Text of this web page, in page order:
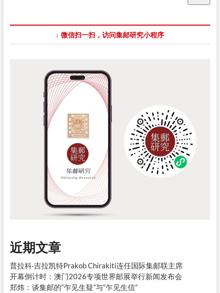
RDP
↓ 微信扫一扫，访问集邮研究小程序
近期文章
普拉科·吉拉凯特Prakob Chirakiti连任国际集邮联主席
开幕倒计时：澳门2026专项世界邮展举行新闻发布会
郑炜：谈集邮的“乍见生疑”与“乍见生信”